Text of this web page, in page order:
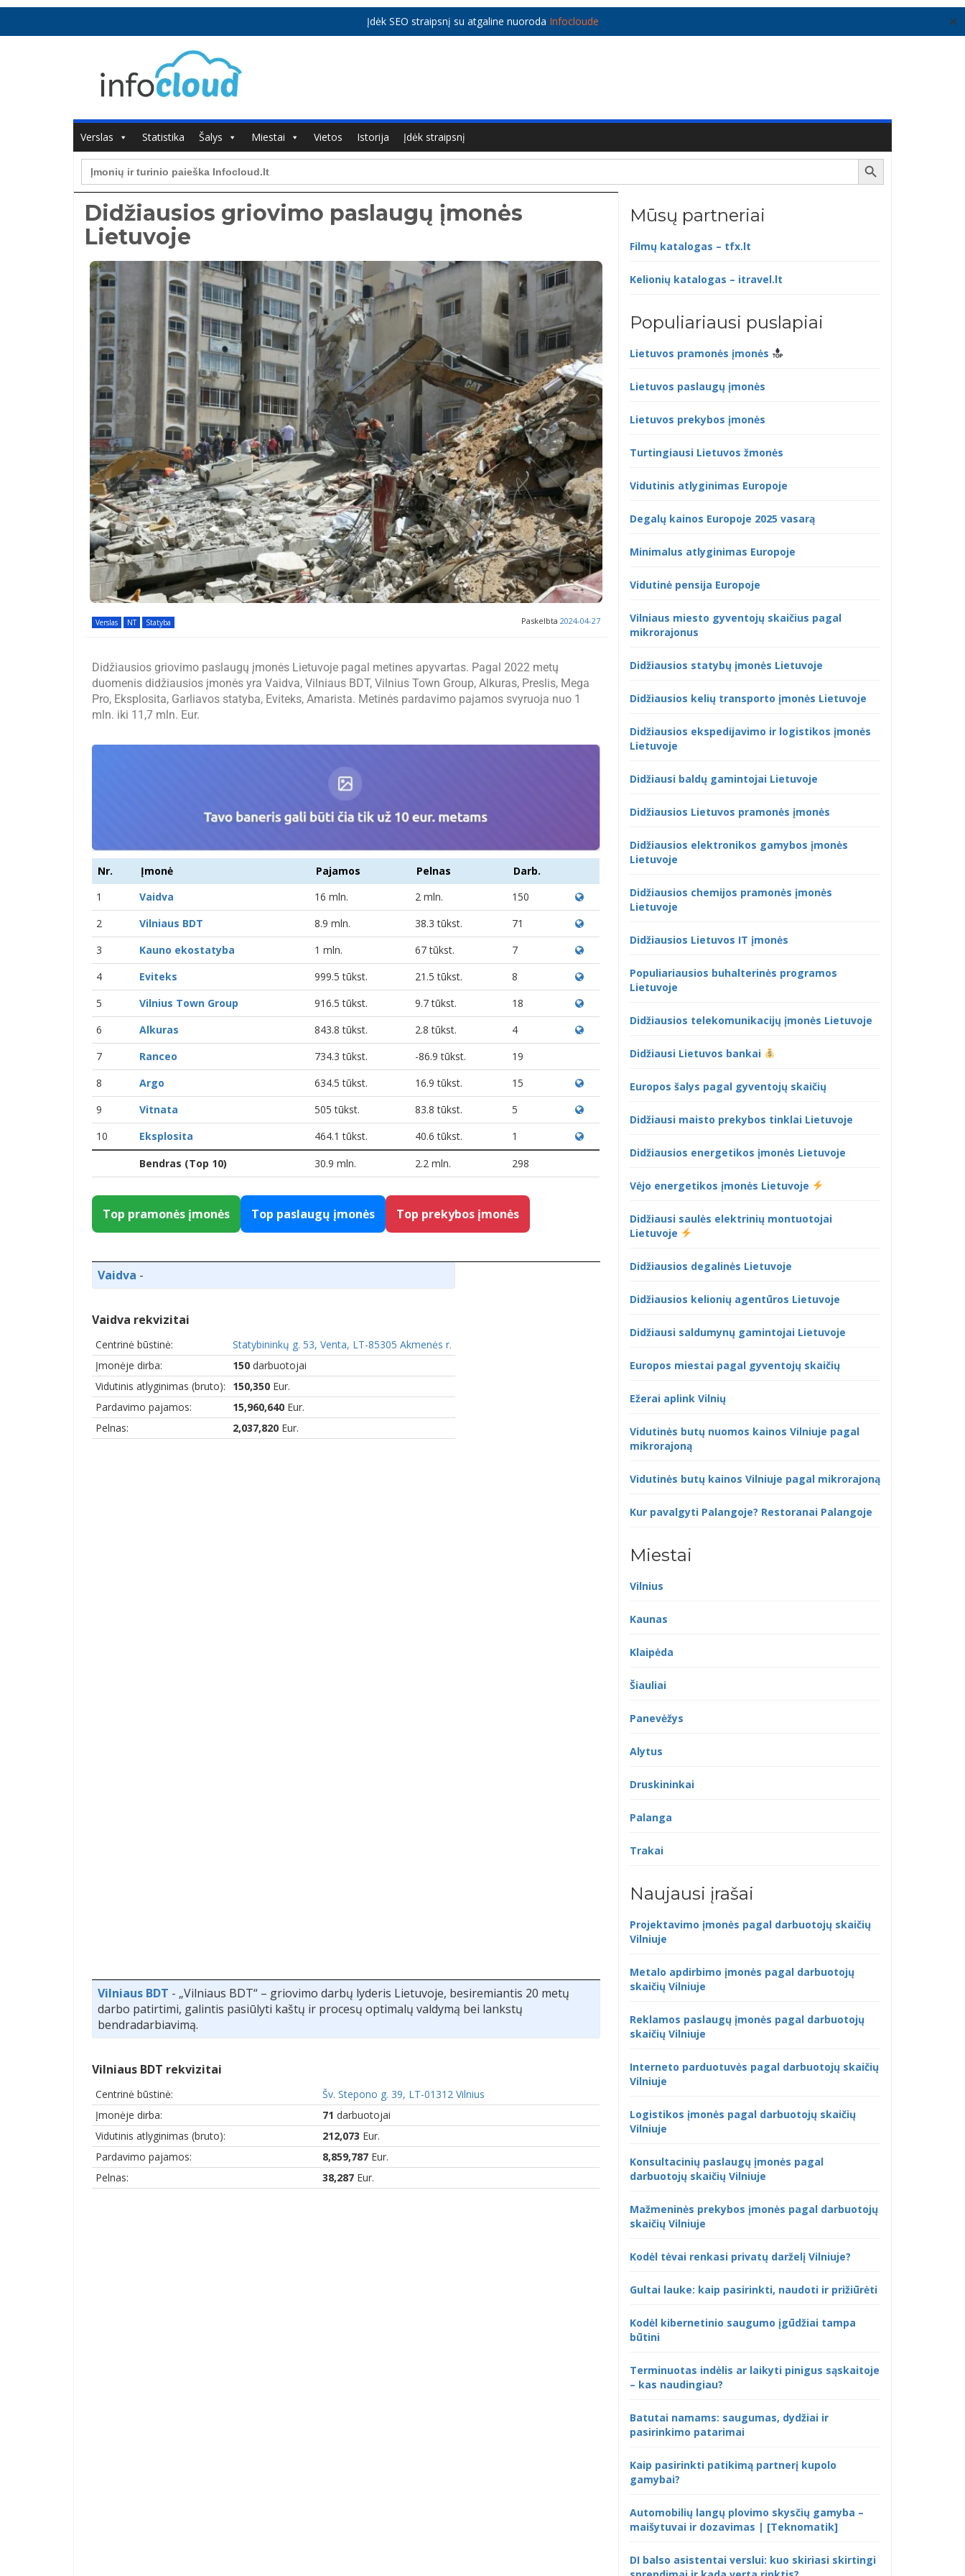
Įdėk SEO straipsnį su atgaline nuoroda Infocloude ✕
Verslas Statistika Šalys Miestai Vietos Istorija
Įdėk straipsnį
Search
for:
Search Button
Didžiausios griovimo paslaugų įmonės
Lietuvoje
Verslas NT Statyba Paskelbta 2024-04-27
Didžiausios griovimo paslaugų įmonės Lietuvoje pagal metines apyvartas. Pagal 2022 metų
duomenis didžiausios įmonės yra Vaidva, Vilniaus BDT, Vilnius Town Group, Alkuras, Preslis, Mega
Pro, Eksplosita, Garliavos statyba, Eviteks, Amarista. Metinės pardavimo pajamos svyruoja nuo 1
mln. iki 11,7 mln. Eur.
Nr. Įmonė Pajamos Pelnas
Darb.
1
Vaidva 16 mln. 2 mln.
150
2
Vilniaus BDT 8.9 mln. 38.3 tūkst.
71
3
Kauno ekostatyba 1 mln. 67 tūkst.
7
4
Eviteks 999.5 tūkst. 21.5 tūkst.
8
5
Vilnius Town Group 916.5 tūkst. 9.7 tūkst.
18
6
Alkuras 843.8 tūkst. 2.8 tūkst.
4
7
Ranceo 734.3 tūkst. -86.9 tūkst.
19
8
Argo 634.5 tūkst. 16.9 tūkst.
15
9
Vitnata 505 tūkst. 83.8 tūkst.
5
10
Eksplosita 464.1 tūkst. 40.6 tūkst.
1
Bendras (Top 10)
30.9 mln. 2.2 mln. 298
Top pramonės įmonės Top paslaugų įmonės Top prekybos įmonės
Vaidva -
Vaidva rekvizitai
Centrinė būstinė:
Statybininkų g. 53, Venta, LT-85305 Akmenės r.
Įmonėje dirba:
150 darbuotojai
Vidutinis atlyginimas (bruto):
150,350 Eur.
Pardavimo pajamos:
15,960,640 Eur.
Pelnas:
2,037,820 Eur.
Vilniaus BDT - „Vilniaus BDT“ – griovimo darbų lyderis Lietuvoje, besiremiantis 20 metų
darbo patirtimi, galintis pasiūlyti kaštų ir procesų optimalų valdymą bei lankstų
bendradarbiavimą.
Vilniaus BDT rekvizitai
Centrinė būstinė:
Šv. Stepono g. 39, LT-01312 Vilnius
Įmonėje dirba:
71 darbuotojai
Vidutinis atlyginimas (bruto):
212,073 Eur.
Pardavimo pajamos:
8,859,787 Eur.
Pelnas:
38,287 Eur.
Mūsų partneriai
Filmų katalogas – tfx.lt
Kelionių katalogas – itravel.lt
Populiariausi puslapiai
Lietuvos pramonės įmonės
Lietuvos paslaugų įmonės
Lietuvos prekybos įmonės
Turtingiausi Lietuvos žmonės
Vidutinis atlyginimas Europoje
Degalų kainos Europoje 2025 vasarą
Minimalus atlyginimas Europoje
Vidutinė pensija Europoje
Vilniaus miesto gyventojų skaičius pagal
mikrorajonus
Didžiausios statybų įmonės Lietuvoje
Didžiausios kelių transporto įmonės Lietuvoje
Didžiausios ekspedijavimo ir logistikos įmonės
Lietuvoje
Didžiausi baldų gamintojai Lietuvoje
Didžiausios Lietuvos pramonės įmonės
Didžiausios elektronikos gamybos įmonės
Lietuvoje
Didžiausios chemijos pramonės įmonės
Lietuvoje
Didžiausios Lietuvos IT įmonės
Populiariausios buhalterinės programos
Lietuvoje
Didžiausios telekomunikacijų įmonės Lietuvoje
Didžiausi Lietuvos bankai
Europos šalys pagal gyventojų skaičių
Didžiausi maisto prekybos tinklai Lietuvoje
Didžiausios energetikos įmonės Lietuvoje
Vėjo energetikos įmonės Lietuvoje
Didžiausi saulės elektrinių montuotojai
Lietuvoje
Didžiausios degalinės Lietuvoje
Didžiausios kelionių agentūros Lietuvoje
Didžiausi saldumynų gamintojai Lietuvoje
Europos miestai pagal gyventojų skaičių
Ežerai aplink Vilnių
Vidutinės butų nuomos kainos Vilniuje pagal
mikrorajoną
Vidutinės butų kainos Vilniuje pagal mikrorajoną
Kur pavalgyti Palangoje? Restoranai Palangoje
Miestai
Vilnius
Kaunas
Klaipėda
Šiauliai
Panevėžys
Alytus
Druskininkai
Palanga
Trakai
Naujausi įrašai
Projektavimo įmonės pagal darbuotojų skaičių
Vilniuje
Metalo apdirbimo įmonės pagal darbuotojų
skaičių Vilniuje
Reklamos paslaugų įmonės pagal darbuotojų
skaičių Vilniuje
Interneto parduotuvės pagal darbuotojų skaičių
Vilniuje
Logistikos įmonės pagal darbuotojų skaičių
Vilniuje
Konsultacinių paslaugų įmonės pagal
darbuotojų skaičių Vilniuje
Mažmeninės prekybos įmonės pagal darbuotojų
skaičių Vilniuje
Kodėl tėvai renkasi privatų darželį Vilniuje?
Gultai lauke: kaip pasirinkti, naudoti ir prižiūrėti
Kodėl kibernetinio saugumo įgūdžiai tampa
būtini
Terminuotas indėlis ar laikyti pinigus sąskaitoje
– kas naudingiau?
Batutai namams: saugumas, dydžiai ir
pasirinkimo patarimai
Kaip pasirinkti patikimą partnerį kupolo
gamybai?
Automobilių langų plovimo skysčių gamyba –
maišytuvai ir dozavimas | [Teknomatik]
DI balso asistentai verslui: kuo skiriasi skirtingi